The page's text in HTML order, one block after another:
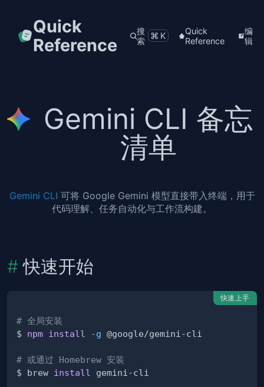
Quick
Reference
搜
索
⌘K
Quick
Reference
编
辑
Gemini CLI 备忘
清单
Gemini CLI 可将 Google Gemini 模型直接带入终端，用于
代码理解、任务自动化与工作流构建。
快速开始
快速上手
# 全局安装
$ npm install -g
# 或通过 Homebrew 安装
$ brew install